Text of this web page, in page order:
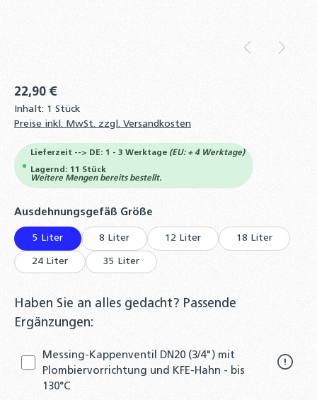
22,90 €
Inhalt: 1 Stück
Preise inkl. MwSt. zzgl. Versandkosten
Lieferzeit --> DE: 1 - 3 Werktage (EU: + 4 Werktage)
Lagernd: 11 Stück
Weitere Mengen bereits bestellt.
Ausdehnungsgefäß Größe
5 Liter 8 Liter 12 Liter 18 Liter
24 Liter 35 Liter
Haben Sie an alles gedacht? Passende
Ergänzungen:
Messing-Kappenventil DN20 (3/4") mit
Plombiervorrichtung und KFE-Hahn - bis
130°C